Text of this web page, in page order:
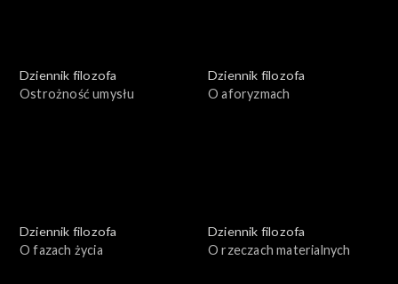
Dziennik filozofa
Ostrożność umysłu
Dziennik filozofa
O aforyzmach
Dziennik filozofa
O fazach życia
Dziennik filozofa
O rzeczach materialnych